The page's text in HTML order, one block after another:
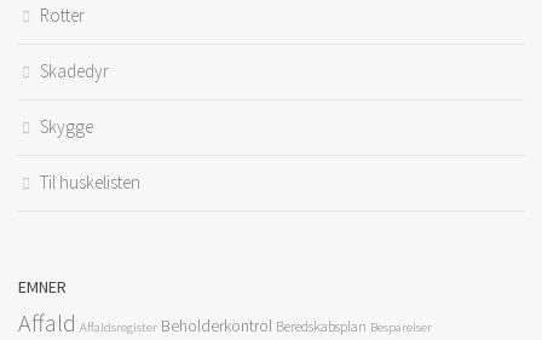
Rotter
Skadedyr
Skygge
Til huskelisten
EMNER
Affald Affaldsregister Beholderkontrol Beredskabsplan Besparelser